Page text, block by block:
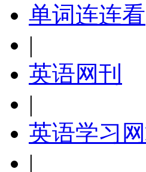
单词连连看
|
英语网刊
|
英语学习
|